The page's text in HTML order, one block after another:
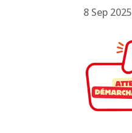
8 Sep 2025